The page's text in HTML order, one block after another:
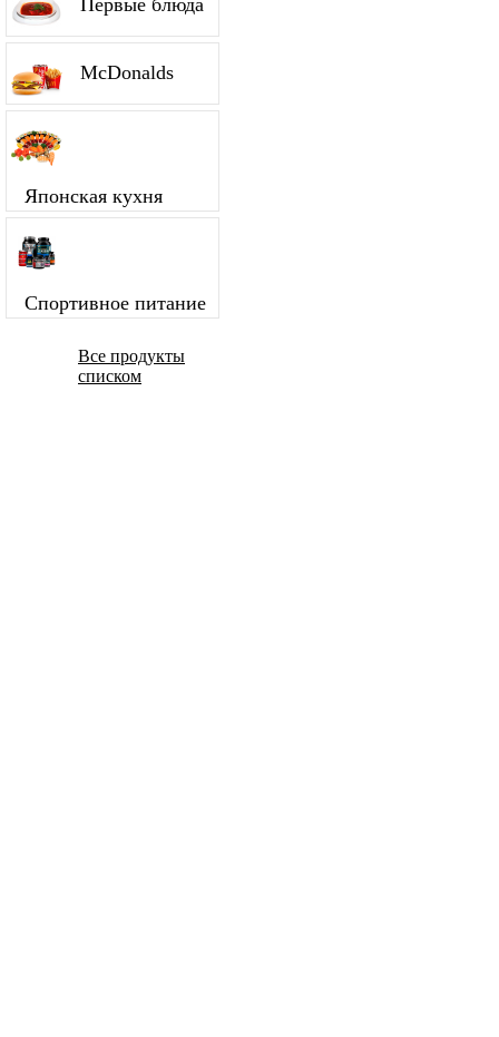
Первые блюда
McDonalds
Японская кухня
Спортивное питание
Все продукты
списком